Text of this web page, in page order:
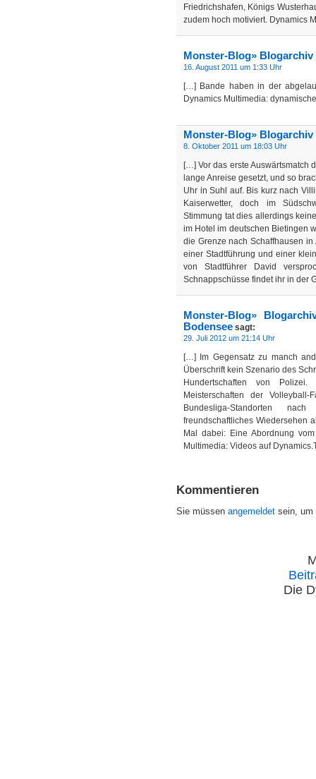
Friedrichshafen, Königs
zudem hoch motiviert. Dynamics
Monster-Blog»
16. August 2011 um 1:33 Uhr
[…] Bande haben in der
Dynamics Multimedia:
Monster-Blog» Blogarchiv
8. Oktober 2011 um 18:03 Uhr
[…] Vor das erste Auswärtsmatch
lange Anreise gesetzt, und so
Uhr in Suhl auf. Bis kurz nach
Kaiserwetter, doch im
Stimmung tat dies allerdings
im Hotel im deutschen Bietingen
die Grenze nach Schaffhausen
einer Stadtführung und einer
von Stadtführer David
Schnappschüsse findet ihr in
Monster-Blog»
Bodensee sagt:
29. Juli 2012 um 21:14 Uhr
[…] Im Gegensatz zu manch
Überschrift kein Szenario des
Hundertschaften von
Meisterschaften der
Bundesliga-Standorten
freundschaftliches Wiedersehen
Mal dabei: Eine Abordnung
Multimedia: Videos auf
Kommentieren
Sie müssen angemeldet sein, um
Die